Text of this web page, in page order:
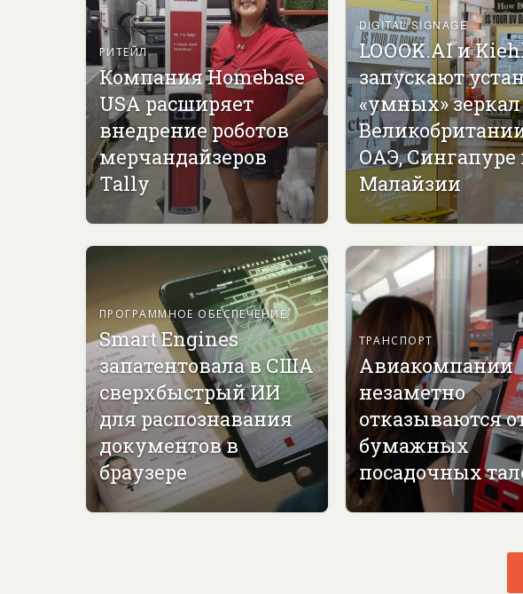
РИТЕЙЛ
Компания Homebase
USA расширяет
внедрение роботов
мерчандайзеров
Tally
DIGITAL SIGNAGE
LOOOK.AI и
запускают
«умных»
ОАЭ, Сингапуре
Малайзии
ПРОГРАММНОЕ ОБЕСПЕЧЕНИЕ
Smart Engines
запатентовала в США
сверхбыстрый ИИ
для распознавания
документов в
браузере
ТРАНСПОРТ
Авиакомпании
незаметно
отказываются
бумажных
посадочных